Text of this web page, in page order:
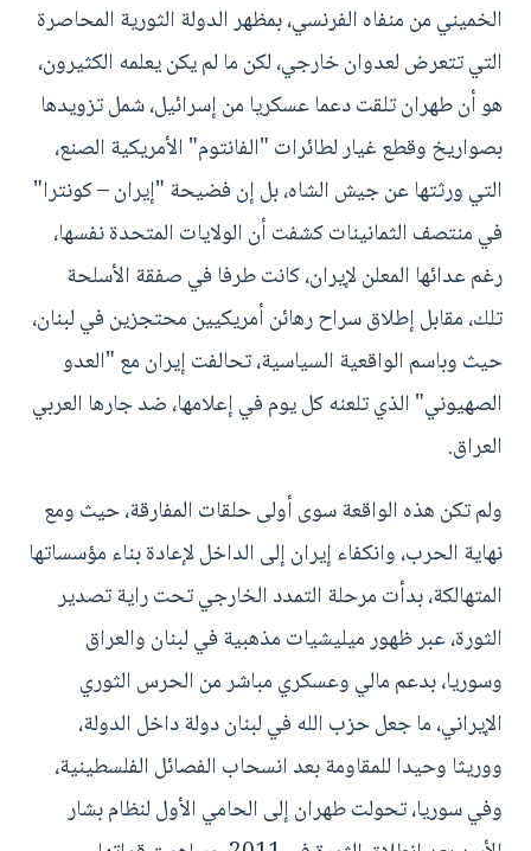
الخميني من منفاه الفرنسي، بمظهر الدولة الثورية المحاصرة
التي تتعرض لعدوان خارجي، لكن ما لم يكن يعلمه الكثيرون،
هو أن طهران تلقت دعما عسكريا من إسرائيل، شمل تزويدها
بصواريخ وقطع غيار لطائرات "الفانتوم" الأمريكية الصنع،
التي ورثتها عن جيش الشاه، بل إن فضيحة "إيران – كونترا"
في منتصف الثمانينات كشفت أن الولايات المتحدة نفسها،
رغم عدائها المعلن لإيران، كانت طرفا في صفقة الأسلحة
تلك، مقابل إطلاق سراح رهائن أمريكيين محتجزين في لبنان،
حيث وباسم الواقعية السياسية، تحالفت إيران مع "العدو
الصهيوني" الذي تلعنه كل يوم في إعلامها، ضد جارها العربي
العراق.
ولم تكن هذه الواقعة سوى أولى حلقات المفارقة، حيث ومع
نهاية الحرب، وانكفاء إيران إلى الداخل لإعادة بناء مؤسساتها
المتهالكة، بدأت مرحلة التمدد الخارجي تحت راية تصدير
الثورة، عبر ظهور ميليشيات مذهبية في لبنان والعراق
وسوريا، بدعم مالي وعسكري مباشر من الحرس الثوري
الإيراني، ما جعل حزب الله في لبنان دولة داخل الدولة،
ووريثا وحيدا للمقاومة بعد انسحاب الفصائل الفلسطينية،
وفي سوريا، تحولت طهران إلى الحامي الأول لنظام بشار